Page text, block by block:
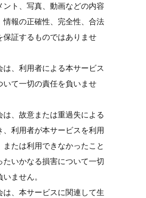
ント、写真、動画などの内容
情報の正確性、完全性、合法
保証するものではありませ
は、利用者による本サービス
いて一切の責任を負いませ
は、故意または重過失による
、利用者が本サービスを利用
または利用できなかったこと
たいかなる損害について一切
ません。
は、本サービスに関連して生